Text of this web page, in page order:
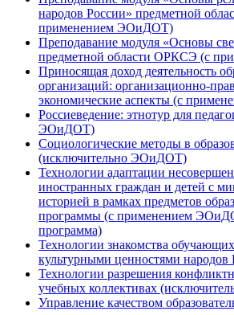
народов России» предметной
применением ЭОиДОТ)
Преподавание модуля «Основы
предметной области ОРКСЭ (с
Приносящая доход деятельность
организаций: организационно-
экономические аспекты (с
Россиеведение: этнотур для
ЭОиДОТ)
Социологические методы в
(исключительно ЭОиДОТ)
Технологии адаптации
иностранных граждан и детей с
историей в рамках предметов
программы (с применением
программа)
Технологии знакомства
культурными ценностями народов
Технологии разрешения
учебных коллективах
Управление качеством